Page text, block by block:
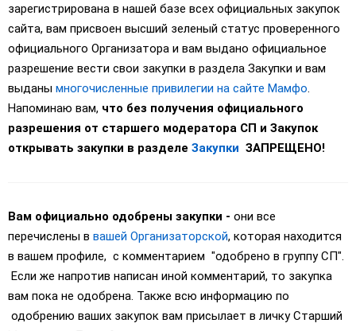
зарегистрирована в нашей базе всех официальных закупок
сайта, вам присвоен высший зеленый статус проверенного
официального Организатора и вам выдано официальное
разрешение вести свои закупки в раздела Закупки и вам
выданы многочисленные привилегии на сайте Мамфо.
Напоминаю вам, что без получения официального
разрешения от старшего модератора СП и Закупок
открывать закупки в разделе Закупки ЗАПРЕЩЕНО!
Вам официально одобрены закупки - они все
перечислены в вашей Организаторской, которая находится
в вашем профиле, с комментарием "одобрено в группу СП".
Если же напротив написан иной комментарий, то закупка
вам пока не одобрена. Также всю информацию по
одобрению ваших закупок вам присылает в личку Старший